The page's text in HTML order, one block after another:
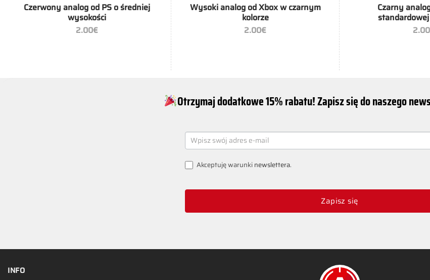
Czerwony analog od PS o średniej
wysokości
2.00€
Wysoki analog od Xbox w czarnym
kolorze
2.00€
Czarny
2.00
Otrzymaj dodatkowe 15% rabatu! Zapisz się do naszego
NEWSLETTER
SIGNUP
Akceptuję warunkinewslettera.
Zapisz się
INFO